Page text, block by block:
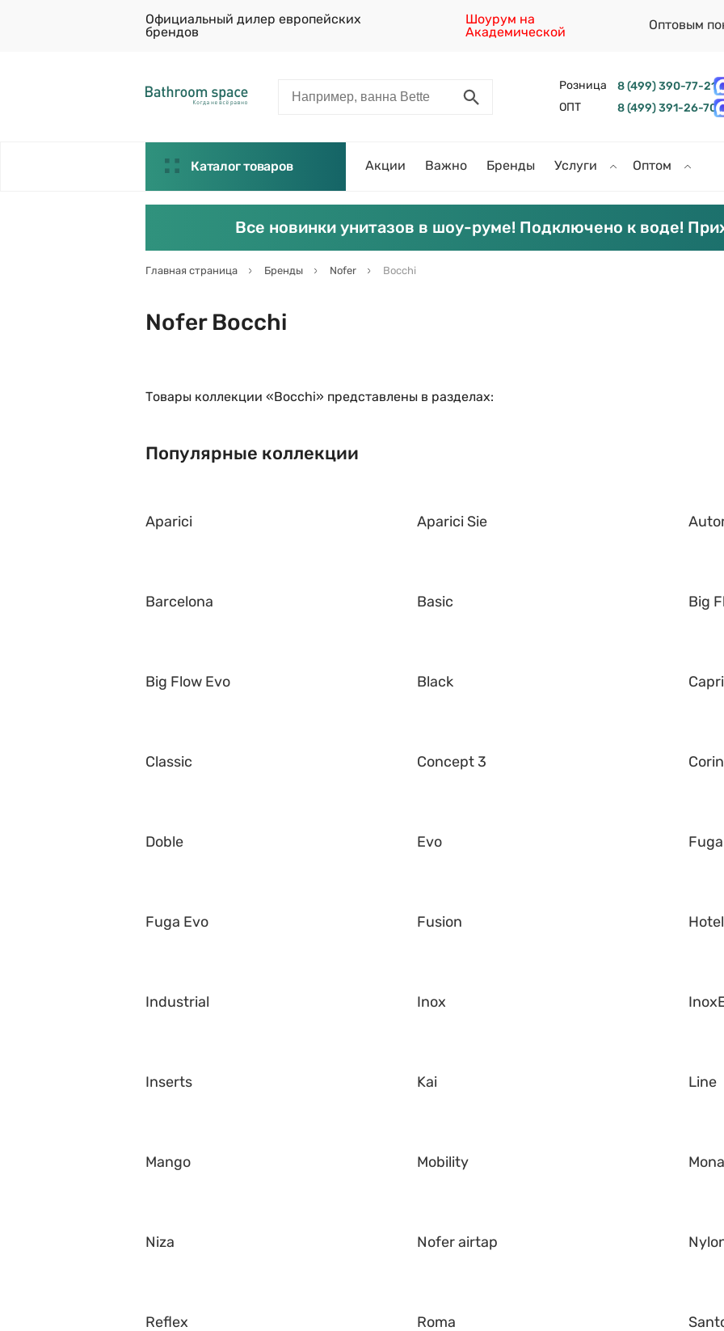
Официальный дилер европейских
брендов
Шоурум на
Академической
Оптовым
Розница 8 (499) 390-77-21
ОПТ
8 (499) 391-26-70
Каталог товаров Акции Важно Бренды Услуги Оптом
Все новинки унитазов в шоу-руме! Подключено к воде!
Главная страница Бренды Nofer Bocchi
Nofer Bocchi
Товары коллекции «Bocchi» представлены в разделах:
Популярные коллекции
Aparici Aparici Sie
Barcelona Basic Big
Big Flow Evo Black Capri
Classic Concept 3
Doble Evo Fuga
Fuga Evo Fusion Hotel
Industrial Inox
Inserts Kai Line
Mango Mobility
Niza Nofer airtap
Reflex Roma